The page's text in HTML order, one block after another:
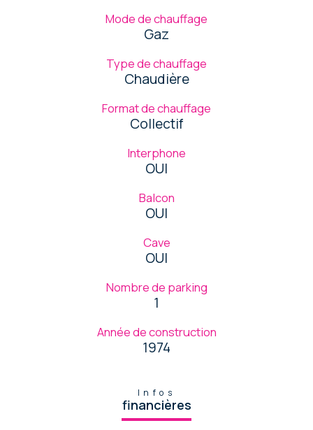
Mode de chauffage
Gaz
Type de chauffage
Chaudière
Format de chauffage
Collectif
Interphone
OUI
Balcon
OUI
Cave
OUI
Nombre de parking
1
Année de construction
1974
Infos
financières